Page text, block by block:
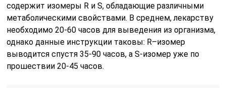
содержит изомеры R и S, обладающие различными
метаболическими свойствами. В среднем, лекарству
необходимо 20-60 часов для выведения из организма,
однако данные инструкции таковы: R–изомер
выводится спустя 35-90 часов, а S-изомер уже по
прошествии 20-45 часов.